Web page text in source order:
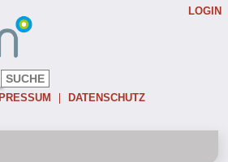
DATENSCHUTZ
LOGIN
Password: